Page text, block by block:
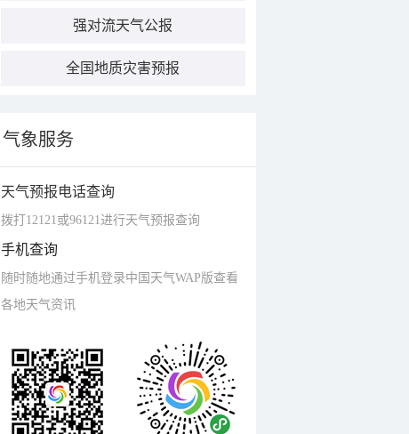
强对流天气公报
全国地质灾害预报
气象服务
天气预报电话查询
拨打12121或96121进行天气预报查询
手机查询
随时随地通过手机登录中国天气WAP版查看
各地天气资讯